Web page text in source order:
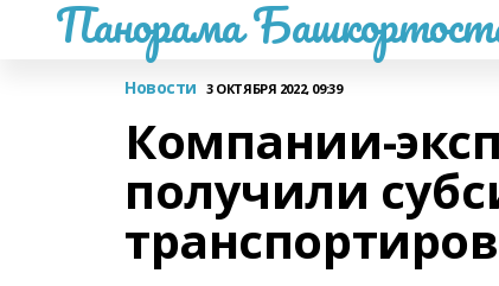
Панорама
Новости 3 ОКТЯБРЯ 2022, 09:39
Компании-
получили